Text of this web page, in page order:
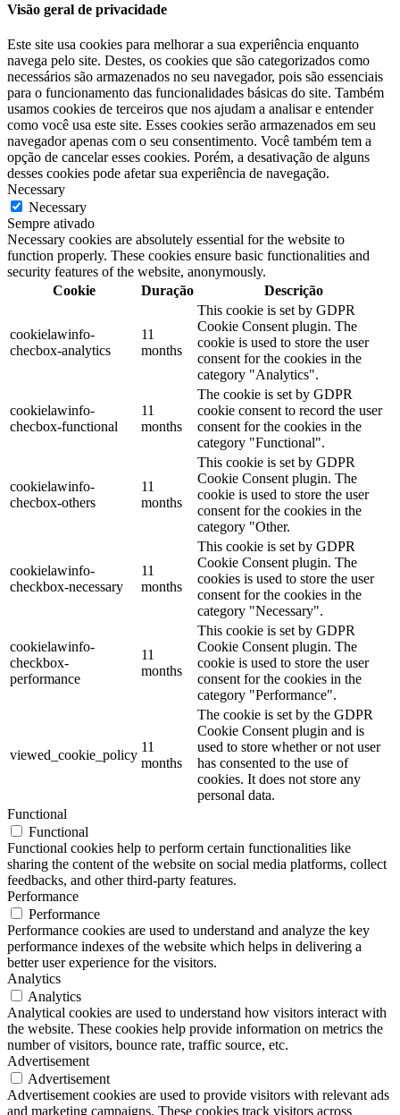
Visão geral de privacidade
Este site usa cookies para melhorar a sua experiência enquanto
navega pelo site. Destes, os cookies que são categorizados como
necessários são armazenados no seu navegador, pois são essenciais
para o funcionamento das funcionalidades básicas do site. Também
usamos cookies de terceiros que nos ajudam a analisar e entender
como você usa este site. Esses cookies serão armazenados em seu
navegador apenas com o seu consentimento. Você também tem a
opção de cancelar esses cookies. Porém, a desativação de alguns
desses cookies pode afetar sua experiência de navegação.
Necessary
Necessary
Sempre ativado
Necessary cookies are absolutely essential for the website to
function properly. These cookies ensure basic functionalities and
security features of the website, anonymously.
Cookie
Duração Descrição
cookielawinfo-
checbox-analytics
11
months
This cookie is set by GDPR
Cookie Consent plugin. The
cookie is used to store the user
consent for the cookies in the
category "Analytics".
cookielawinfo-
checbox-functional
11
months
The cookie is set by GDPR
cookie consent to record the user
consent for the cookies in the
category "Functional".
cookielawinfo-
checbox-others
11
months
This cookie is set by GDPR
Cookie Consent plugin. The
cookie is used to store the user
consent for the cookies in the
category "Other.
cookielawinfo-
checkbox-necessary
11
months
This cookie is set by GDPR
Cookie Consent plugin. The
cookies is used to store the user
consent for the cookies in the
category "Necessary".
cookielawinfo-
checkbox-
performance
11
months
This cookie is set by GDPR
Cookie Consent plugin. The
cookie is used to store the user
consent for the cookies in the
category "Performance".
viewed_cookie_policy
11
months
The cookie is set by the GDPR
Cookie Consent plugin and is
used to store whether or not user
has consented to the use of
cookies. It does not store any
personal data.
Functional
Functional
Functional cookies help to perform certain functionalities like
sharing the content of the website on social media platforms, collect
feedbacks, and other third-party features.
Performance
Performance
Performance cookies are used to understand and analyze the key
performance indexes of the website which helps in delivering a
better user experience for the visitors.
Analytics
Analytics
Analytical cookies are used to understand how visitors interact with
the website. These cookies help provide information on metrics the
number of visitors, bounce rate, traffic source, etc.
Advertisement
Advertisement
Advertisement cookies are used to provide visitors with relevant ads
and marketing campaigns. These cookies track visitors across